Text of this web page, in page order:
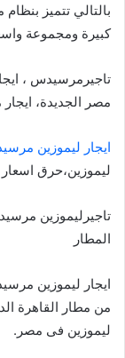
بالتالي تتميز
كبيرة ومجموعة
تاجيرمرسيدس ،
مصر الجديدة،
ايجار ليموزين
ليموزين،حرق اسعار
تاجيرليموزين
المطار
ايجار ليموزين
من مطار القاهرة
ليموزين فى مصر.